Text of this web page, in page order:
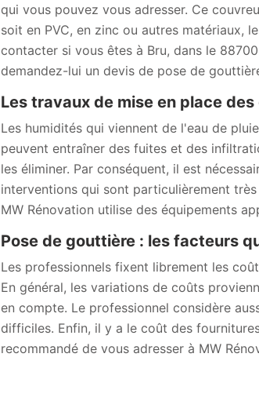
qui vous pouvez vous adresser. Ce
soit en PVC, en zinc ou autres matériaux,
contacter si vous êtes à Bru, dans le
demandez-lui un devis de pose de
Les travaux de mise en place
Les humidités qui viennent de l'eau de
peuvent entraîner des fuites et des
les éliminer. Par conséquent, il est
interventions qui sont particulièrement
MW Rénovation utilise des équipements
Pose de gouttière : les facteurs
Les professionnels fixent librement les
En général, les variations de coûts
en compte. Le professionnel considère
difficiles. Enfin, il y a le coût des
recommandé de vous adresser à MW